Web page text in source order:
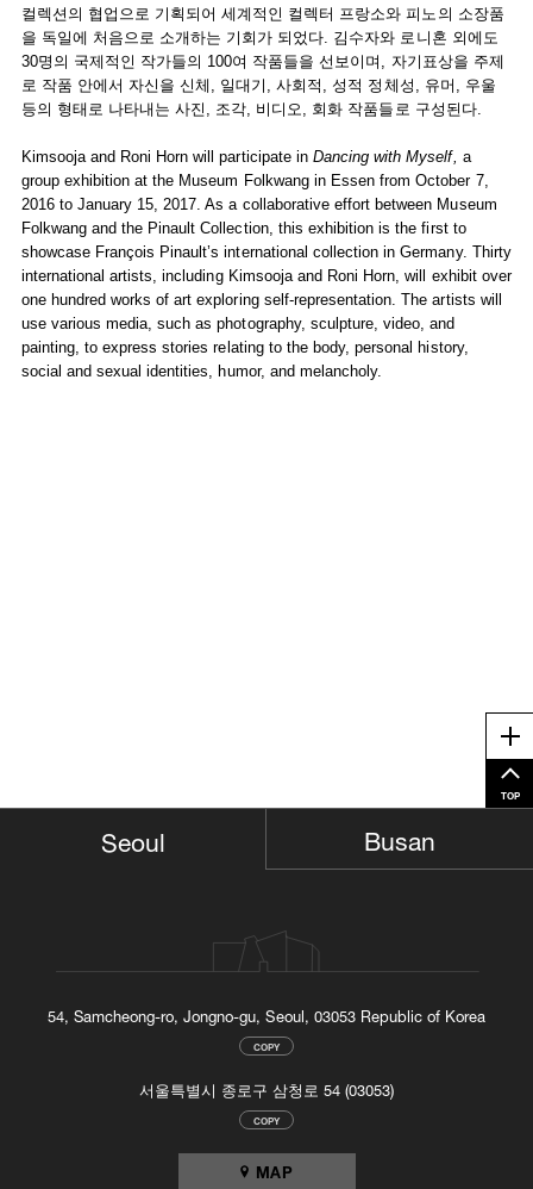
컬렉션의 협업으로 기획되어 세계적인 컬렉터 프랑소와 피노의 소장품
을 독일에 처음으로 소개하는 기회가 되었다. 김수자와 로니혼 외에도
30명의 국제적인 작가들의 100여 작품들을 선보이며, 자기표상을 주제
로 작품 안에서 자신을 신체, 일대기, 사회적, 성적 정체성, 유머, 우울
등의 형태로 나타내는 사진, 조각, 비디오, 회화 작품들로 구성된다.
Kimsooja and Roni Horn will participate in Dancing with Myself, a
group exhibition at the Museum Folkwang in Essen from October 7,
2016 to January 15, 2017. As a collaborative effort between Museum
Folkwang and the Pinault Collection, this exhibition is the first to
showcase François Pinault’s international collection in Germany. Thirty
international artists, including Kimsooja and Roni Horn, will exhibit over
one hundred works of art exploring self-representation. The artists will
use various media, such as photography, sculpture, video, and
painting, to express stories relating to the body, personal history,
social and sexual identities, humor, and melancholy.
TOP
Seoul
54, Samcheong-ro, Jongno-gu, Seoul, 03053 Republic of Korea
COPY
서울특별시 종로구 삼청로 54 (03053)
COPY
MAP
Busan